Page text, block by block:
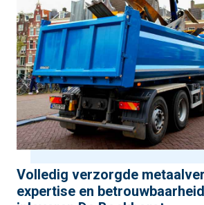
Volledig verzorgde
expertise en